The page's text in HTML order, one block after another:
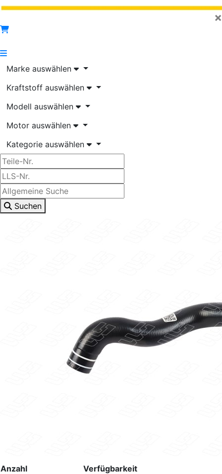
×
Marke auswählen
Kraftstoff auswählen
Modell auswählen
Motor auswählen
Kategorie auswählen
Suchen
Anzahl
Verfügbarkeit